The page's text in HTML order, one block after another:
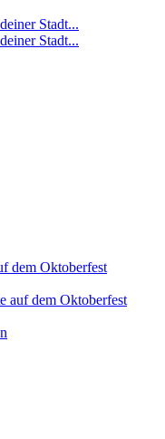
dem Oktoberfest
auf dem Oktoberfest